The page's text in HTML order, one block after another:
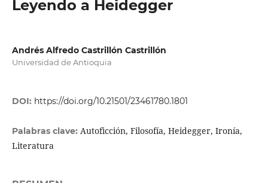
Leyendo a Heidegger
Andrés Alfredo Castrillón Castrillón
Universidad de Antioquia
DOI: https://doi.org/10.21501/23461780.1801
Palabras clave: Autoficción, Filosofía, Heidegger, Ironía,
Literatura